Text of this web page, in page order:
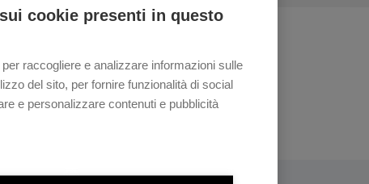
cookie presenti in questo
raccogliere e analizzare informazioni sulle
del sito, per fornire funzionalità di social
e personalizzare contenuti e pubblicità
in
stile e